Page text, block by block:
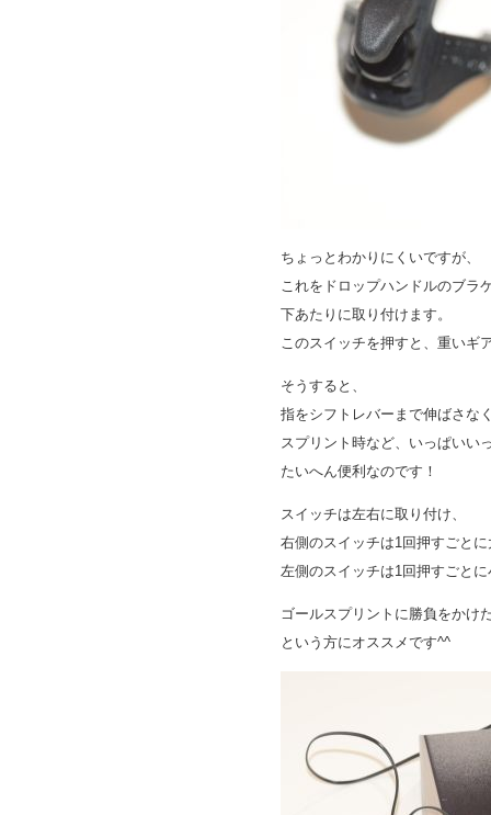
ちょっとわかりにくいですが、
これをドロップハンドルのブラ
下あたりに取り付けます。
このスイッチを押すと、重いギ
そうすると、
指をシフトレバーまで伸ばさな
スプリント時など、いっぱいい
たいへん便利なのです！
スイッチは左右に取り付け、
右側のスイッチは1回押すごと
左側のスイッチは1回押すごと
ゴールスプリントに勝負をかけ
という方にオススメです^^